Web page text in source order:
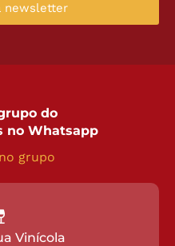
newsletter
do
no Whatsapp
grupo
Vinícola